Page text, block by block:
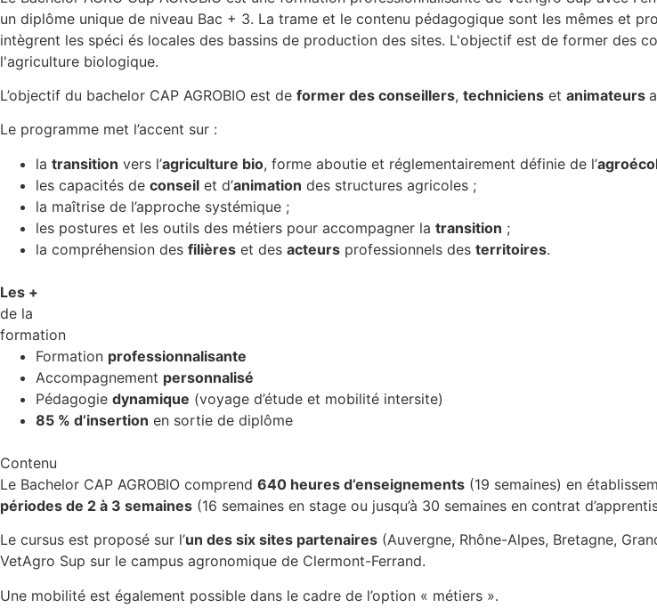
un diplôme unique de niveau Bac + 3. La trame et le contenu pédagogique sont les mêmes et
intègrent les spéci és locales des bassins de production des sites. L'objectif est de former des
l'agriculture biologique.
L’objectif du bachelor CAP AGROBIO est de former des conseillers, techniciens et animateurs
Le programme met l’accent sur :
la transition vers l’agriculture bio, forme aboutie et réglementairement définie de l’
les capacités de conseil et d’animation des structures agricoles ;
la maîtrise de l’approche systémique ;
les postures et les outils des métiers pour accompagner la transition ;
la compréhension des filières et des acteurs professionnels des territoires.
Les +
de la
formation
Formation professionnalisante
Accompagnement personnalisé
Pédagogie dynamique (voyage d’étude et mobilité intersite)
85 % d’insertion en sortie de diplôme
Contenu
Le Bachelor CAP AGROBIO comprend 640 heures d’enseignements (19 semaines) en
périodes de 2 à 3 semaines (16 semaines en stage ou jusqu’à 30 semaines en contrat
Le cursus est proposé sur l’un des six sites partenaires (Auvergne, Rhône-Alpes, Bretagne,
VetAgro Sup sur le campus agronomique de Clermont-Ferrand.
Une mobilité est également possible dans le cadre de l’option « métiers ».